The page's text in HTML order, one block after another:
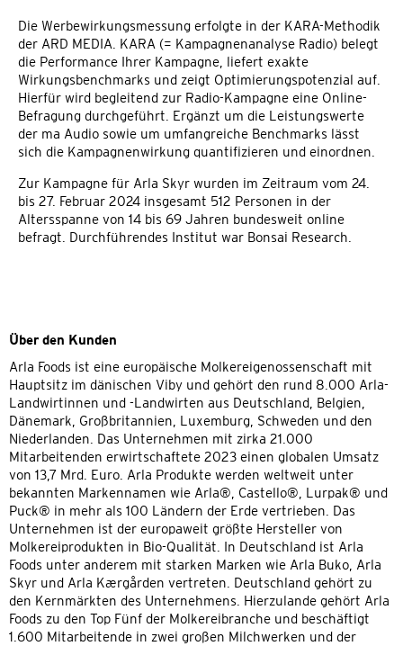
Die Werbewirkungsmessung erfolgte in der KARA-Methodik
der ARD MEDIA. KARA (= Kampagnenanalyse Radio) belegt
die Performance Ihrer Kampagne, liefert exakte
Wirkungsbenchmarks und zeigt Optimierungspotenzial auf.
Hierfür wird begleitend zur Radio-Kampagne eine Online-
Befragung durchgeführt. Ergänzt um die Leistungswerte
der ma Audio sowie um umfangreiche Benchmarks lässt
sich die Kampagnenwirkung quantifizieren und einordnen.
Zur Kampagne für Arla Skyr wurden im Zeitraum vom 24.
bis 27. Februar 2024 insgesamt 512 Personen in der
Altersspanne von 14 bis 69 Jahren bundesweit online
befragt. Durchführendes Institut war Bonsai Research.
Über den Kunden
Arla Foods ist eine europäische Molkereigenossenschaft mit
Hauptsitz im dänischen Viby und gehört den rund 8.000 Arla-
Landwirtinnen und -Landwirten aus Deutschland, Belgien,
Dänemark, Großbritannien, Luxemburg, Schweden und den
Niederlanden. Das Unternehmen mit zirka 21.000
Mitarbeitenden erwirtschaftete 2023 einen globalen Umsatz
von 13,7 Mrd. Euro. Arla Produkte werden weltweit unter
bekannten Markennamen wie Arla®, Castello®, Lurpak® und
Puck® in mehr als 100 Ländern der Erde vertrieben. Das
Unternehmen ist der europaweit größte Hersteller von
Molkereiprodukten in Bio-Qualität. In Deutschland ist Arla
Foods unter anderem mit starken Marken wie Arla Buko, Arla
Skyr und Arla Kærgården vertreten. Deutschland gehört zu
den Kernmärkten des Unternehmens. Hierzulande gehört Arla
Foods zu den Top Fünf der Molkereibranche und beschäftigt
1.600 Mitarbeitende in zwei großen Milchwerken und der